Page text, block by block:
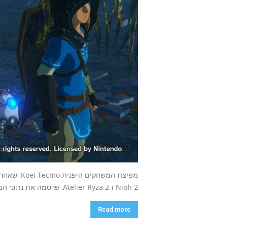
Nioh 2 ו-Atelier Ryza 2, פרסמה את נתוני המכירות...
Read more